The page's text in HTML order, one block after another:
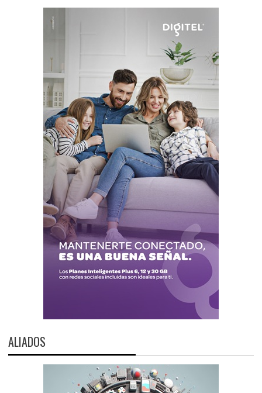
ALIADOS